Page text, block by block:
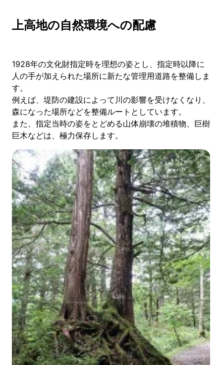
上高地の自然環境への配慮
1928年の文化財指定時を理想の姿とし、指定時以降に
人の手が加えられた場所に新たな管理用道路を整備しま
す。
例えば、堤防の建設によって川の影響を受けなくなり、
森になった場所などを整備ルートとしています。
また、指定当時の姿をとどめる山体崩壊の堆積物、巨樹
巨木などは、極力保存します。